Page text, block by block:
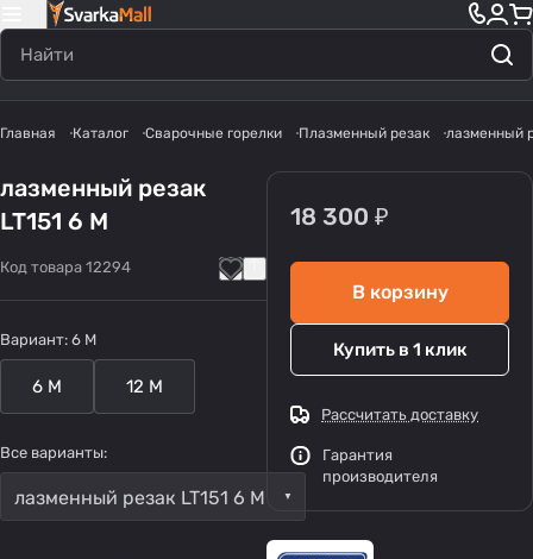
Главная Каталог Сварочные горелки Плазменный резак лазменный
лазменный резак
LT151 6 М
Код товара 12294
Вариант: 6 М
6 М 12 М
Все варианты:
лазменный резак LT151 6 М
18 300 ₽
В корзину
Купить в 1 клик
Рассчитать доставку
Гарантия
производителя